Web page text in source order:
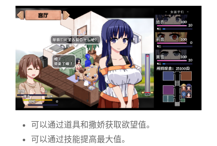
可以通过道具和撒娇获取欲望值。
可以通过技能提高最大值。